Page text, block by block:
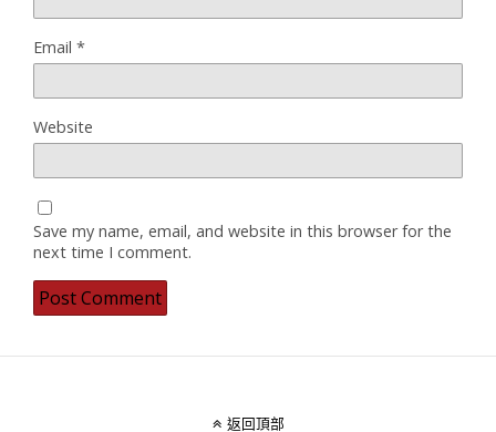
Email *
Website
Save my name, email, and website in this browser for the
next time I comment.
返回頂部